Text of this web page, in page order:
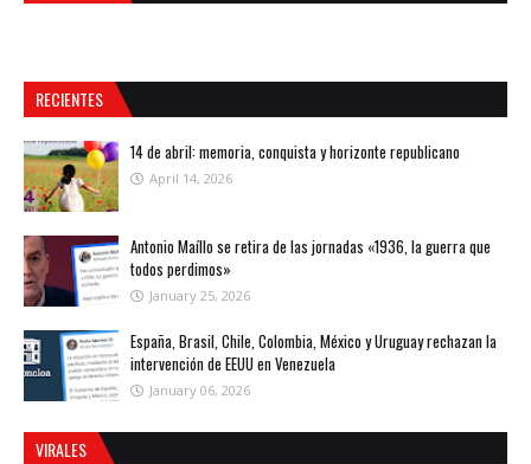
RECIENTES
14 de abril: memoria, conquista y horizonte republicano
April 14, 2026
Antonio Maíllo se retira de las jornadas «1936, la guerra que
todos perdimos»
January 25, 2026
España, Brasil, Chile, Colombia, México y Uruguay rechazan la
intervención de EEUU en Venezuela
January 06, 2026
VIRALES